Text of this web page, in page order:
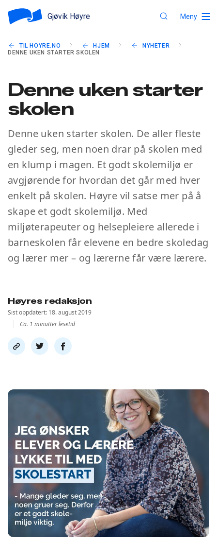
Gjøvik Høyre Meny
TIL HOYRE.NO HJEM
NYHETER
DENNE UKEN STARTER SKOLEN
Denne uken starter
skolen
Denne uken starter skolen. De aller fleste
gleder seg, men noen drar på skolen med
en klump i magen. Et godt skolemiljø er
avgjørende for hvordan det går med hver
enkelt på skolen. Høyre vil satse mer på å
skape et godt skolemiljø. Med
miljøterapeuter og helsepleiere allerede i
barneskolen får elevene en bedre skoledag
og lærer mer – og lærerne får være lærere.
Høyres redaksjon
Sist oppdatert: 18. august 2019
Ca. 1 minutter lesetid
Del
link
Del
på
Del
på